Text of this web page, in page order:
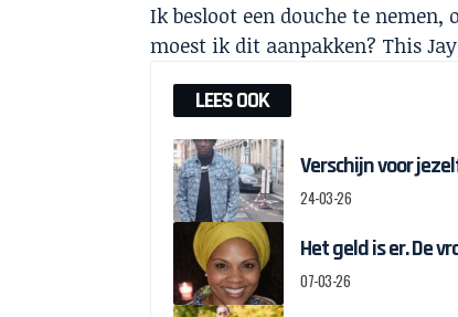
Ik besloot een douche te
moest ik dit aanpakken? This
LEES OOK
Verschijn voor
24-03-26
Het geld is er. De
07-03-26